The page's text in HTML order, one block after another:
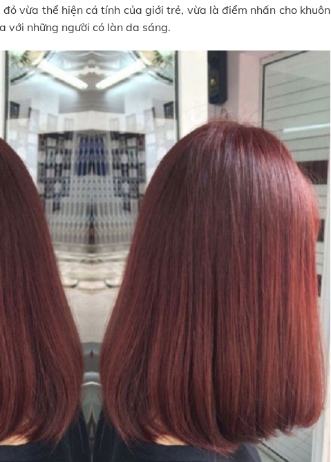
vừa thể hiện cá tính của giới trẻ, vừa là điểm nhấn cho khuôn
với những người có làn da sáng.